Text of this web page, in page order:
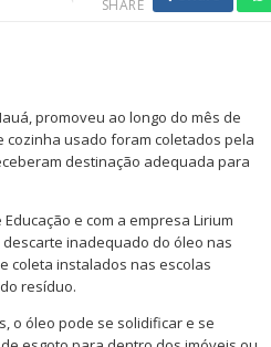
SHARE
promoveu ao longo do mês de
cozinha usado foram coletados pela
destinação adequada para
e com a empresa Lirium
inadequado do óleo nas
coleta instalados nas escolas
resíduo.
o óleo pode se solidificar e se